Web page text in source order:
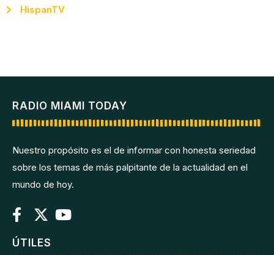
HispanTV
RADIO MIAMI TODAY
Nuestro propósito es el de informar con honesta seriedad
sobre los temas de más palpitante de la actualidad en el
mundo de hoy.
ÚTILES